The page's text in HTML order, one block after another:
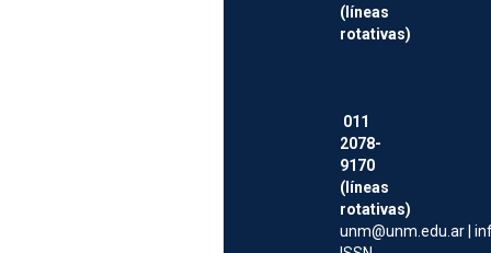
(líneas
rotativas)
011
2078-
9170
(líneas
rotativas)
unm@unm.edu.ar |